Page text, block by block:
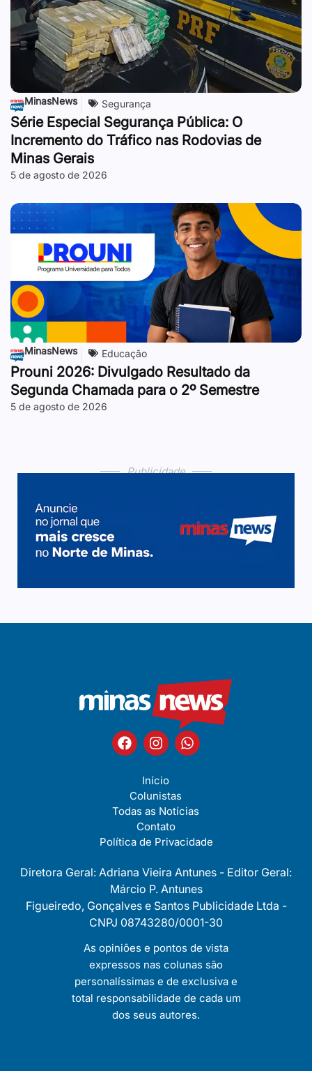
MinasNews Segurança
Série Especial Segurança Pública: O
Incremento do Tráfico nas Rodovias de
Minas Gerais
5 de agosto de 2026
MinasNews Educação
Prouni 2026: Divulgado Resultado da
Segunda Chamada para o 2º Semestre
5 de agosto de 2026
Publicidade
Início
Colunistas
Todas as Notícias
Contato
Política de Privacidade
Diretora Geral: Adriana Vieira Antunes - Editor Geral:
Márcio P. Antunes
Figueiredo, Gonçalves e Santos Publicidade Ltda -
CNPJ 08743280/0001-30
As opiniôes e pontos de vista
expressos nas colunas são
personalíssimas e de exclusiva e
total responsabilidade de cada um
dos seus autores.